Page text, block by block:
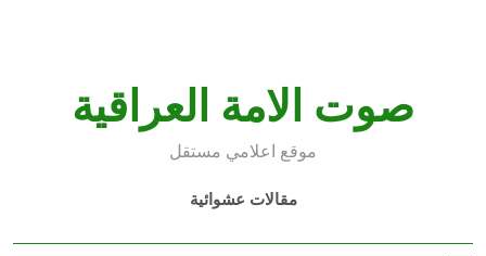
صوت الامة العراقية
موقع اعلامي مستقل
مقالات عشوائية